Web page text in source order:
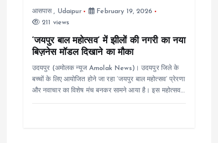
आसपास, Udaipur
February 19, 2026
211 views
‘जयपुर बाल महोत्सव’ में झीलों की नगरी का नया
बिज़नेस मॉडल दिखाने का मौका
उदयपुर (अमोलक न्यूज Amolak News)। उदयपुर जिले के
बच्चों के लिए आयोजित होने जा रहा ‘जयपुर बाल महोत्सव’ प्रेरणा
और नवाचार का विशेष मंच बनकर सामने आया है। इस महोत्सव…